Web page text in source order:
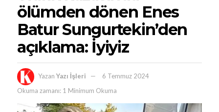
ölümden dönen Enes
Batur Sungurtekin’den
açıklama: İyiyiz
Yazan Yazı İşleri
6 Temmuz 2024
Okuma zamanı: 1 Minimum Okuma